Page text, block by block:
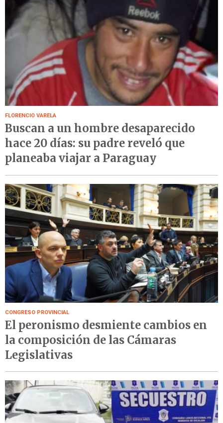
FLORENCIO VARELA
Buscan a un hombre desaparecido
hace 20 días: su padre reveló que
planeaba viajar a Paraguay
CONGRESO PROVINCIAL
El peronismo desmiente cambios en
la composición de las Cámaras
Legislativas